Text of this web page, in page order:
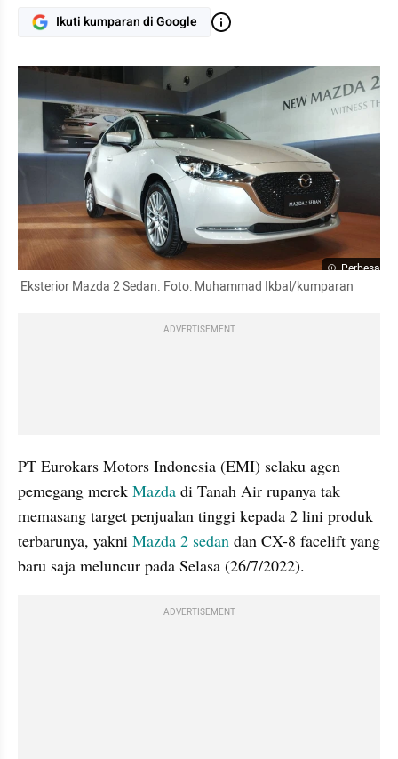
Ikuti kumparan di Google
Perbesar
Eksterior Mazda 2 Sedan. Foto: Muhammad Ikbal/kumparan
ADVERTISEMENT
PT Eurokars Motors Indonesia (EMI) selaku agen
pemegang merek Mazda di Tanah Air rupanya tak
memasang target penjualan tinggi kepada 2 lini produk
terbarunya, yakni Mazda 2 sedan dan CX-8 facelift yang
baru saja meluncur pada Selasa (26/7/2022).
ADVERTISEMENT